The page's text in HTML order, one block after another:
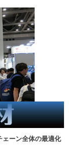
ェーン全体の最適化